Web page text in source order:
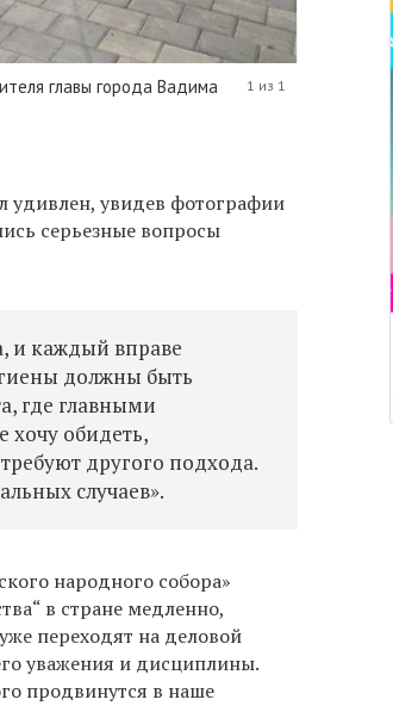
главы города Вадима
1 из 1
удивлен, увидев фотографии
серьезные вопросы
и каждый вправе
должны быть
где главными
хочу обидеть,
другого подхода.
случаев».
народного собора»
в стране медленно,
переходят на деловой
уважения и дисциплины.
продвинутся в наше